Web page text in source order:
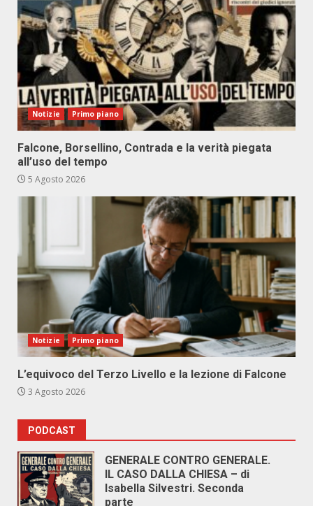
Notizie Primo piano
Falcone, Borsellino, Contrada e la verità piegata
all’uso del tempo
5 Agosto 2026
Notizie Primo piano
L’equivoco del Terzo Livello e la lezione di Falcone
3 Agosto 2026
PODCAST
GENERALE CONTRO GENERALE.
IL CASO DALLA CHIESA – di
Isabella Silvestri. Seconda
parte